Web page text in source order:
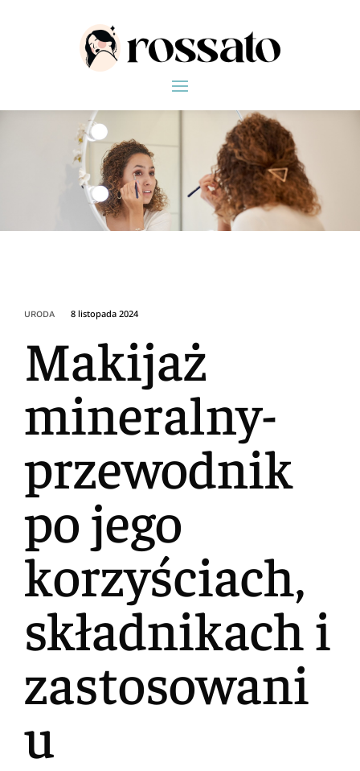
URODA 8 listopada 2024
Makijaż
mineralny-
przewodnik
po jego
korzyściach,
składnikach i
zastosowani
u